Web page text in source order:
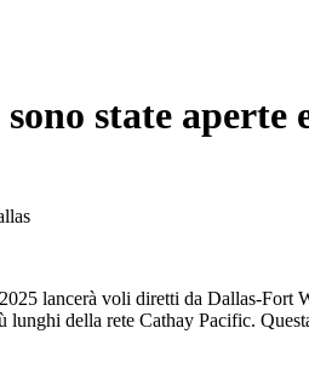
state aperte
lancerà voli diretti da Dallas-
della rete Cathay Pacific.